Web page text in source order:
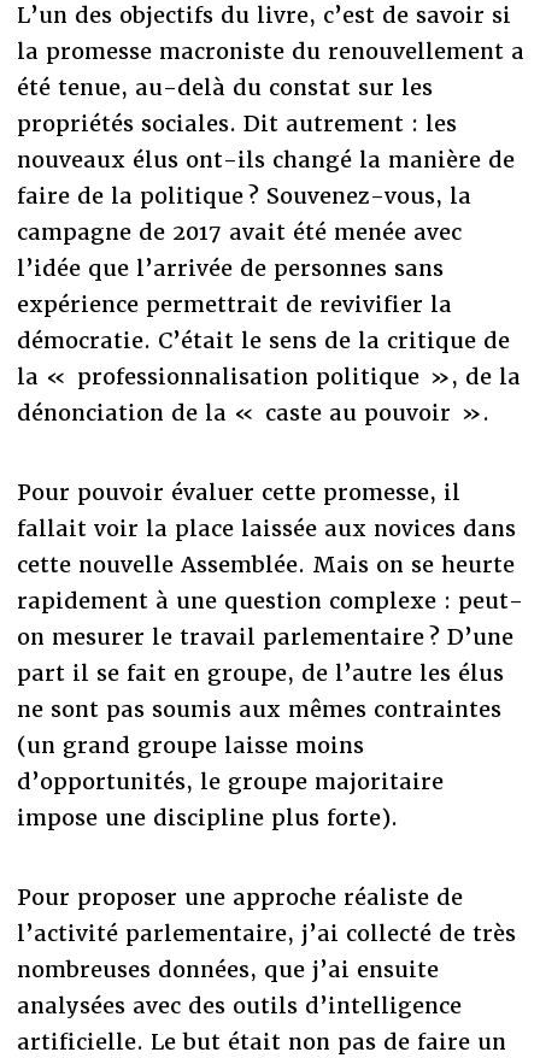
L’un des objectifs du livre, c’est de savoir si
la promesse macroniste du renouvellement a
été tenue, au-delà du constat sur les
propriétés sociales. Dit autrement : les
nouveaux élus ont-ils changé la manière de
faire de la politique ? Souvenez-vous, la
campagne de 2017 avait été menée avec
l’idée que l’arrivée de personnes sans
expérience permettrait de revivifier la
démocratie. C’était le sens de la critique de
la « professionnalisation politique », de la
dénonciation de la « caste au pouvoir ».
Pour pouvoir évaluer cette promesse, il
fallait voir la place laissée aux novices dans
cette nouvelle Assemblée. Mais on se heurte
rapidement à une question complexe : peut-
on mesurer le travail parlementaire ? D’une
part il se fait en groupe, de l’autre les élus
ne sont pas soumis aux mêmes contraintes
(un grand groupe laisse moins
d’opportunités, le groupe majoritaire
impose une discipline plus forte).
Pour proposer une approche réaliste de
l’activité parlementaire, j’ai collecté de très
nombreuses données, que j’ai ensuite
analysées avec des outils d’intelligence
artificielle. Le but était non pas de faire un